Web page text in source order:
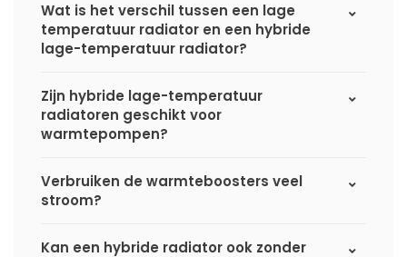
Wat is het verschil tussen een lage
temperatuur radiator en een hybride
lage-temperatuur radiator?
Zijn hybride lage-temperatuur
radiatoren geschikt voor
warmtepompen?
Verbruiken de warmteboosters veel
stroom?
Kan een hybride radiator ook zonder